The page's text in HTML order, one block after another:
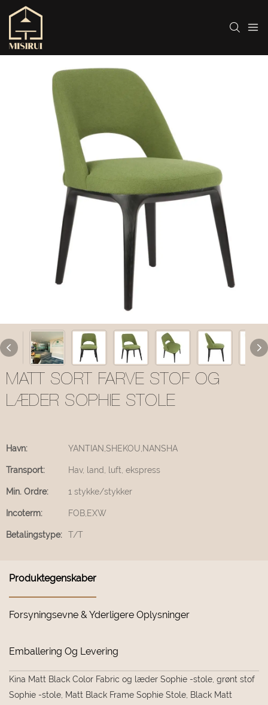
MATT SORT FARVE STOF OG
LÆDER SOPHIE STOLE
Havn: YANTIAN,SHEKOU,NANSHA
Transport: Hav, land, luft, ekspress
Min. Ordre: 1 stykke/stykker
Incoterm: FOB,EXW
Betalingstype: T/T
Produktegenskaber
Forsyningsevne & Yderligere Oplysninger
Emballering Og Levering
Kina Matt Black Color Fabric og læder Sophie -stole, grønt stof
Sophie -stole, Matt Black Frame Sophie Stole, Black Matt